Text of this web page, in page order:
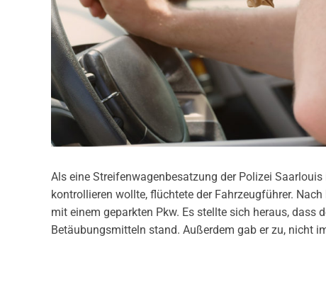
Als eine Streifenwagenbesatzung der Polizei
kontrollieren wollte, flüchtete der Fahrzeugführer.
mit einem geparkten Pkw. Es stellte sich heraus,
Betäubungsmitteln stand. Außerdem gab er zu, nicht